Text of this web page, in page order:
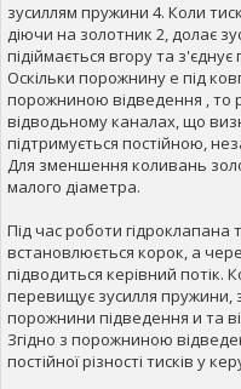
зусиллям пружини 4. Коли тиск
діючи на золотник 2, долає
підіймається вгору та
Оскільки порожнину е під
порожниною відведення , то
відводьному каналах, що
підтримується постійною,
Для зменшення коливань
малого діаметра.
Під час роботи гідроклапана
встановлюється корок, а
підводиться керівний потік.
перевищує зусилля пружини,
порожнини підведення и та
Згідно з порожниною
постійної різності тисків у